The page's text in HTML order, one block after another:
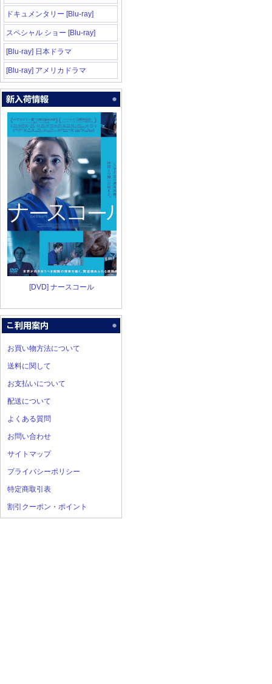
ドキュメンタリー [Blu-ray]
スペシャル ショー [Blu-ray]
[Blu-ray] 日本ドラマ
[Blu-ray] アメリカドラマ
[DVD] ナースコール
お買い物方法について
送料に関して
お支払いについて
配送について
よくある質問
お問い合わせ
サイトマップ
プライバシーポリシー
特定商取引表
割引クーポン・ポイント